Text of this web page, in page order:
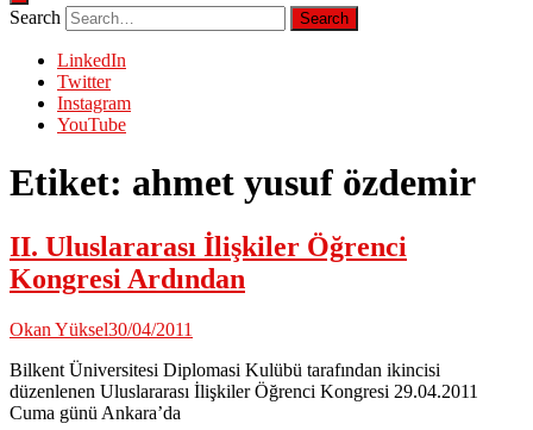
Search
LinkedIn
Twitter
Instagram
YouTube
Etiket: ahmet yusuf özdemir
II. Uluslararası İlişkiler Öğrenci
Kongresi Ardından
Okan Yüksel30/04/2011
Bilkent Üniversitesi Diplomasi Kulübü tarafından ikincisi
düzenlenen Uluslararası İlişkiler Öğrenci Kongresi 29.04.2011
Cuma günü Ankara’da